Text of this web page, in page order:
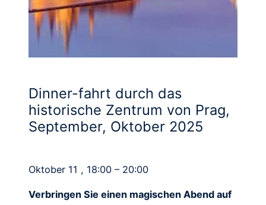
Dinner-fahrt durch das
historische Zentrum von Prag,
September, Oktober 2025
Oktober 11 , 18:00 – 20:00
Verbringen Sie einen magischen Abend auf